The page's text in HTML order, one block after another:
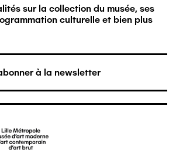
sur la collection du musée, ses
culturelle et bien plus
à la newsletter